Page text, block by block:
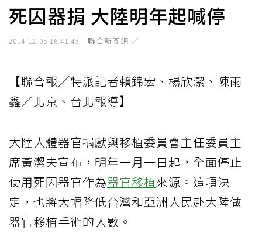
死囚器捐 大陸明年起喊停
2014-12-05 16:41:43 聯合新聞網 ／
【聯合報╱特派記者賴錦宏、楊欣潔、陳雨
鑫／北京、台北報導】
大陸人體器官捐獻與移植委員會主任委員主
席黃潔夫宣布，明年一月一日起，全面停止
使用死囚器官作為器官移植來源。這項決
定，也將大幅降低台灣和亞洲人民赴大陸做
器官移植手術的人數。